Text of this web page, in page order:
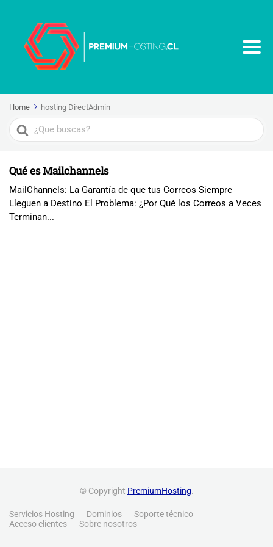
Home hosting DirectAdmin
Search
For
Qué es Mailchannels
MailChannels: La Garantía de que tus Correos Siempre
Lleguen a Destino El Problema: ¿Por Qué los Correos a Veces
Terminan...
© Copyright PremiumHosting.
Servicios Hosting Dominios
Soporte técnico
Acceso clientes
Sobre nosotros